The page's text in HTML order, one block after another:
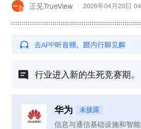
正见TrueView 2026年04月23日
行业进入新的生死竞赛期。
华为 未披露
信息与通信基础设施和智